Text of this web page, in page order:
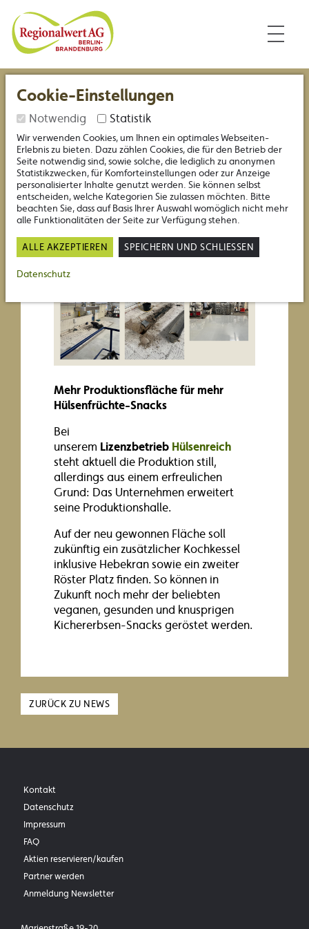
Hülsenreich erweitert
Produktionsfläche
03.04.2026
Das Hülsenreich wächst
Mehr Produktionsfläche für mehr
Hülsenfrüchte-Snacks
Bei
unserem Lizenzbetrieb Hülsenreich
steht aktuell die Produktion still,
allerdings aus einem erfreulichen
Grund: Das Unternehmen erweitert
seine Produktionshalle.
Auf der neu gewonnen Fläche soll
zukünftig ein zusätzlicher Kochkessel
inklusive Hebekran sowie ein zweiter
Röster Platz finden. So können in
Zukunft noch mehr der beliebten
veganen, gesunden und knusprigen
Kichererbsen-Snacks geröstet werden.
ZURÜCK ZU NEWS
Kontakt
Datenschutz
Impressum
FAQ
Aktien reservieren/kaufen
Partner werden
Anmeldung Newsletter
Cookie-Einstellungen
Notwendig Statistik
Wir verwenden Cookies, um Ihnen ein optimales Webseiten-
Erlebnis zu bieten. Dazu zählen Cookies, die für den Betrieb der
Seite notwendig sind, sowie solche, die lediglich zu anonymen
Statistikzwecken, für Komforteinstellungen oder zur Anzeige
personalisierter Inhalte genutzt werden. Sie können selbst
entscheiden, welche Kategorien Sie zulassen möchten. Bitte
beachten Sie, dass auf Basis Ihrer Auswahl womöglich nicht mehr
alle Funktionalitäten der Seite zur Verfügung stehen.
ALLE AKZEPTIEREN SPEICHERN UND SCHLIESSEN
Datenschutz